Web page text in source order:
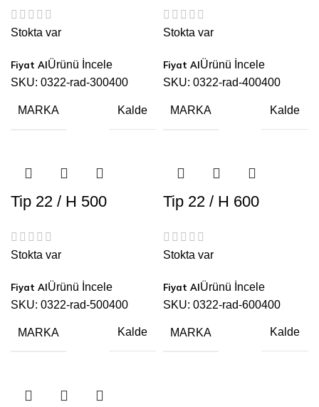
Stokta var
Ürünü İncele
SKU: 0322-rad-300400
MARKA Kalde
Stokta var
Ürünü İncele
SKU: 0322-rad-400400
MARKA Kalde
Tip 22 / H 500
Stokta var
Ürünü İncele
SKU: 0322-rad-500400
MARKA Kalde
Tip 22 / H 600
Stokta var
Ürünü İncele
SKU: 0322-rad-600400
MARKA Kalde